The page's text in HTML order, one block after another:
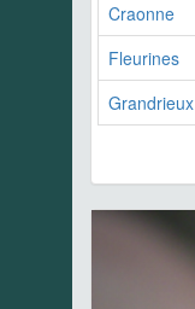
Craonne
Fleurines
Grandrieux